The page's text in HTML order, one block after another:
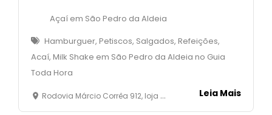
Açaí em São Pedro da Aldeia
Hamburguer, Petiscos, Salgados, Refeições,
Acaí, Milk Shake em São Pedro da Aldeia no Guia
Toda Hora
Rodovia Márcio Corrêa 912, loja 01 - Baixo Grande- São Pedro da Aldeia - RJ Leia Mais